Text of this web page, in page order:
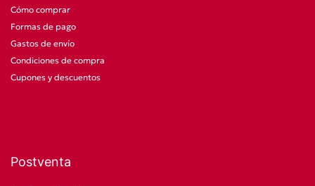
Cómo comprar
Formas de pago
Gastos de envío
Condiciones de compra
Cupones y descuentos
Postventa